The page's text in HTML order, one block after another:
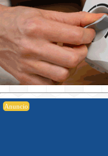
Anuncio